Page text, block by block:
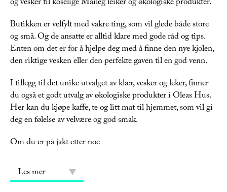
Butikken er velfylt med vakre ting, som vil glede både store
og små. Og de ansatte er alltid klare med gode råd og tips.
Enten om det er for å hjelpe deg med å finne den nye kjolen,
den riktige vesken eller den perfekte gaven til en god venn.
I tillegg til det unike utvalget av klær, vesker og leker, finner
du også et godt utvalg av økologiske produkter i Oleas Hus.
Her kan du kjøpe kaffe, te og litt mat til hjemmet, som vil gi
deg en følelse av velvære og god smak.
Om du er på jakt etter noe
Les mer